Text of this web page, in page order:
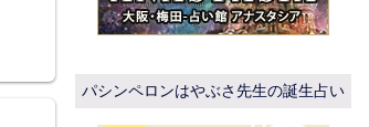
パシンペロンはやぶさ先生の誕生占い